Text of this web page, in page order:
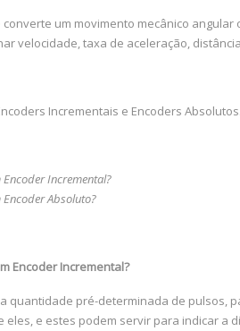
um movimento mecânico
velocidade, taxa de aceleração,
Incrementais e Encoders Absolutos.
Incremental?
Absoluto?
Encoder Incremental?
quantidade pré-determinada de pulsos,
eles, e estes podem servir para indicar a